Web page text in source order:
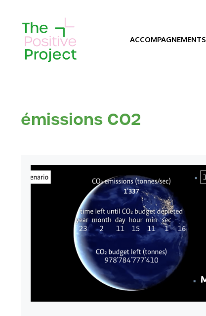
contenu
ACCOMPAGNEMENTS
émissions CO2